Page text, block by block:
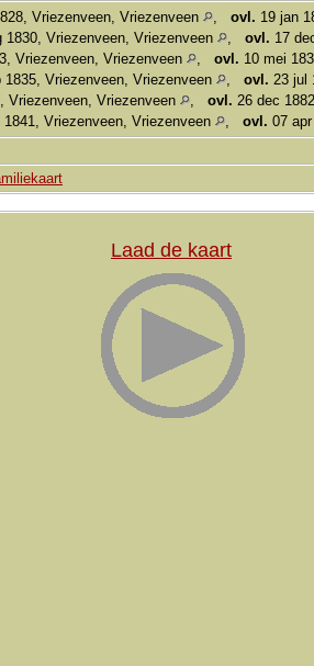
Vriezenveen, Vriezenveen , ovl. 19 jan
1830, Vriezenveen, Vriezenveen , ovl. 17
Vriezenveen, Vriezenveen , ovl. 10 mei
1835, Vriezenveen, Vriezenveen , ovl. 23 jul
Vriezenveen, Vriezenveen , ovl. 26 dec
1841, Vriezenveen, Vriezenveen , ovl. 07
Laad de kaart